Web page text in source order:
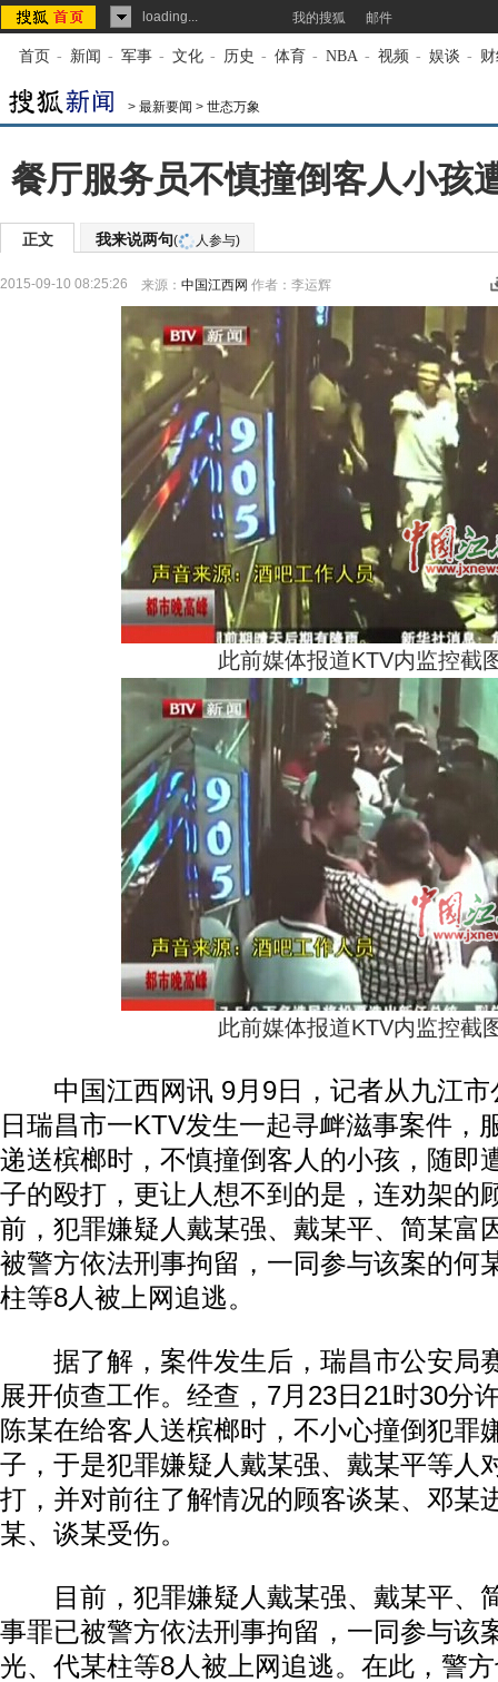
loading... 我的搜狐 邮件
首页 - 新闻 - 军事 - 文化 - 历史 - 体育 - NBA - 视频 - 娱谈 -
> 最新要闻 > 世态万象
餐厅服务员不慎撞倒客人小孩
正文 我来说两句( 人参与)
2015-09-10 08:25:26 来源： 中国江西网 作者：李运辉
此前媒体报道KTV内监控截
此前媒体报道KTV内监控截
中国江西网讯 9月9日，记者从九江市
日瑞昌市一KTV发生一起寻衅滋事案件，
递送槟榔时，不慎撞倒客人的小孩，随即
子的殴打，更让人想不到的是，连劝架的
前，犯罪嫌疑人戴某强、戴某平、简某富
被警方依法刑事拘留，一同参与该案的何
柱等8人被上网追逃。
据了解，案件发生后，瑞昌市公安局
展开侦查工作。经查，7月23日21时30分
陈某在给客人送槟榔时，不小心撞倒犯罪
子，于是犯罪嫌疑人戴某强、戴某平等人
打，并对前往了解情况的顾客谈某、邓某
某、谈某受伤。
目前，犯罪嫌疑人戴某强、戴某平、
事罪已被警方依法刑事拘留，一同参与该
光、代某柱等8人被上网追逃。在此，警